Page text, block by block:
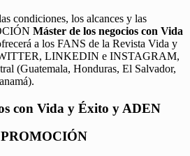
condiciones, los alcances y las
Máster de los negocios con Vida
a los FANS de la Revista Vida y
LINKEDIN e INSTAGRAM,
(Guatemala, Honduras, El Salvador,
con Vida y Éxito y ADEN